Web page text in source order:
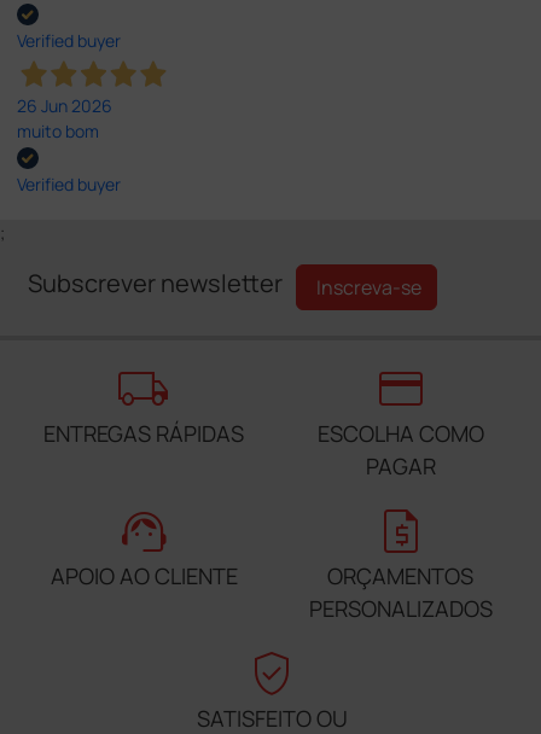
Verified buyer
26 Jun 2026
muito bom
Verified buyer
;
Subscrever newsletter Inscreva-se
local_shipping
ENTREGAS RÁPIDAS
credit_card
ESCOLHA COMO
PAGAR
support_agent
APOIO AO CLIENTE
request_quote
ORÇAMENTOS
PERSONALIZADOS
verified_user
SATISFEITO OU